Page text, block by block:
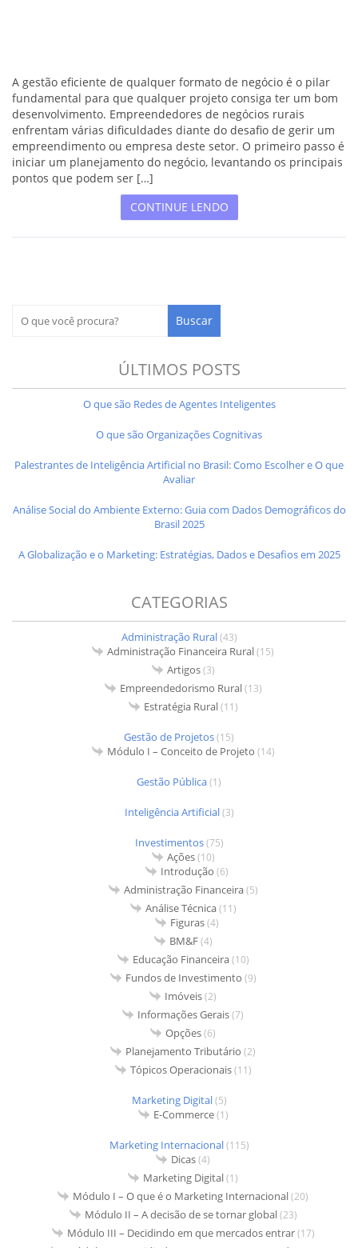
A gestão eficiente de qualquer formato de negócio é o pilar
fundamental para que qualquer projeto consiga ter um bom
desenvolvimento. Empreendedores de negócios rurais
enfrentam várias dificuldades diante do desafio de gerir um
empreendimento ou empresa deste setor. O primeiro passo é
iniciar um planejamento do negócio, levantando os principais
pontos que podem ser […]
CONTINUE LENDO
ÚLTIMOS POSTS
O que são Redes de Agentes Inteligentes
O que são Organizações Cognitivas
Palestrantes de Inteligência Artificial no Brasil: Como Escolher e O que
Avaliar
Análise Social do Ambiente Externo: Guia com Dados Demográficos do
Brasil 2025
A Globalização e o Marketing: Estratégias, Dados e Desafios em 2025
CATEGORIAS
Administração Rural(43)
Administração Financeira Rural(15)
Artigos(3)
Empreendedorismo Rural(13)
Estratégia Rural(11)
Gestão de Projetos(15)
Módulo I – Conceito de Projeto (14)
Gestão Pública(1)
Inteligência Artificial(3)
Investimentos(75)
Ações(10)
Introdução (6)
Administração Financeira(5)
Análise Técnica(11)
Figuras(4)
BM&F(4)
Educação Financeira(10)
Fundos de Investimento (9)
Imóveis(2)
Informações Gerais(7)
Opções(6)
Planejamento Tributário (2)
Tópicos Operacionais(11)
Marketing Digital(5)
E-Commerce(1)
Marketing Internacional(115)
Dicas(4)
Marketing Digital(1)
Módulo I – O que é o Marketing Internacional(20)
Módulo II – A decisão de se tornar global(23)
Módulo III – Decidindo em que mercados entrar(17)